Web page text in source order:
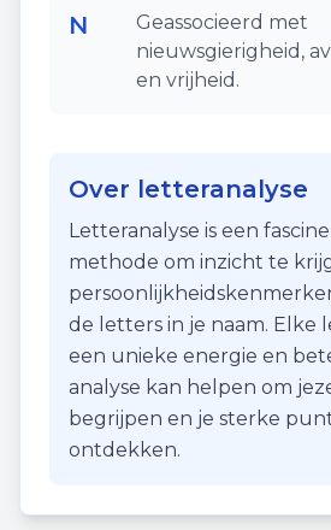
N
Geassocieerd met
nieuwsgierigheid,
en vrijheid.
Over letteranalyse
Letteranalyse is een
methode om inzicht te
de letters in je naam. Elke
een unieke energie en
analyse kan helpen om
begrijpen en je sterke
ontdekken.